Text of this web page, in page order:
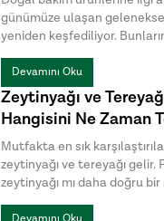
günümüze ulaşan
yeniden keşfediliyor.
sabunu geliyor. Özellikle
Bölgesi'nde uzun yıllardır
sabun, doğal içeriği ve sade
dikkat çekiyor. Halk
ya da Antep sabunu olarak
sabunu, kimyasal
hem de saç bakımında
sabunlar arasında yer alıyor.
Devamını Oku
Zeytinyağı ve
Hangisini Ne Zaman
Mutfakta en sık
zeytinyağı ve tereyağı gelir.
zeytinyağı mı daha doğru
bu sorunun tek bir cevabı